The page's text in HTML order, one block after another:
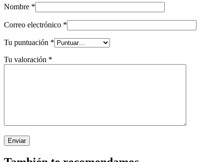
Nombre *
Correo electrónico *
Tu puntuación *
Tu valoración *